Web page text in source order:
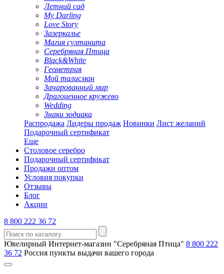
Летний сад
My Darling
Love Story
Зазеркалье
Магия султанита
Серебряная Птица
Black&White
Геометрия
Мой талисман
Зачарованный мир
Драгоценное кружево
Wedding
Знаки зодиака
Распродажа Лидеры продаж Новинки Лист желаний
Подарочный сертификат
Еще
Столовое серебро
Подарочный сертификат
Продажи оптом
Условия покупки
Отзывы
Блог
Акции
8 800 222 36 72
Ювелирный Интернет-магазин "Серебряная Птица" 8 800 222
36 72 Россия пункты выдачи вашего города